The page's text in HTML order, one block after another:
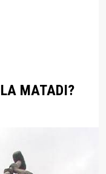
MATADI?